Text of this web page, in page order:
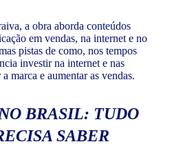
a obra aborda conteúdos
em vendas, na internet e no
pistas de como, nos tempos
investir na internet e nas
marca e aumentar as vendas.
BRASIL: TUDO
SABER